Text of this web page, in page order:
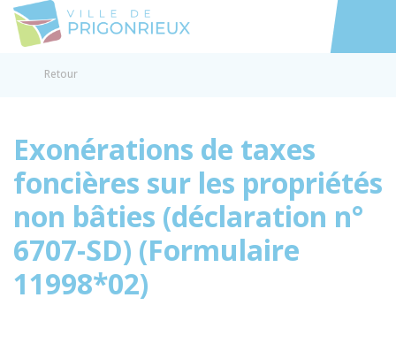
Accéder
Retour
Exonérations de taxes
foncières sur les propriétés
non bâties (déclaration n°
6707-SD) (Formulaire
11998*02)